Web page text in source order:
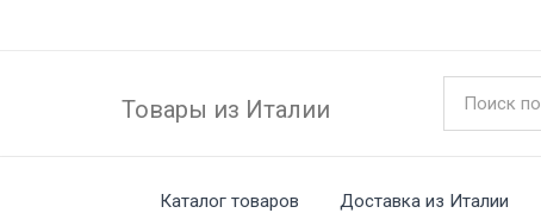
Товары из Италии
Каталог товаров Доставка из Италии